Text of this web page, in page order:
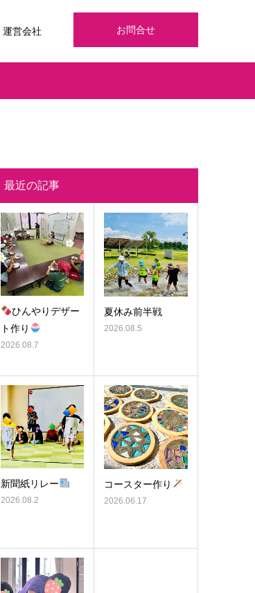
お問合せ
運営会社
最近の記事
ひんやりデザー
ト作り
2026.08.7
夏休み前半戦
2026.08.5
新聞紙リレー
2026.08.2
コースター作り
2026.06.17